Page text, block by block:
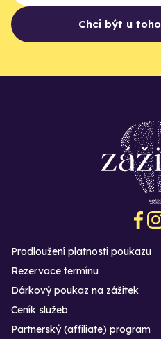
Chci být u toho
Prodloužení platnosti poukazu
Rezervace termínu
Dárkový poukaz na zážitek
Ceník služeb
Partnerský (affiliate) program